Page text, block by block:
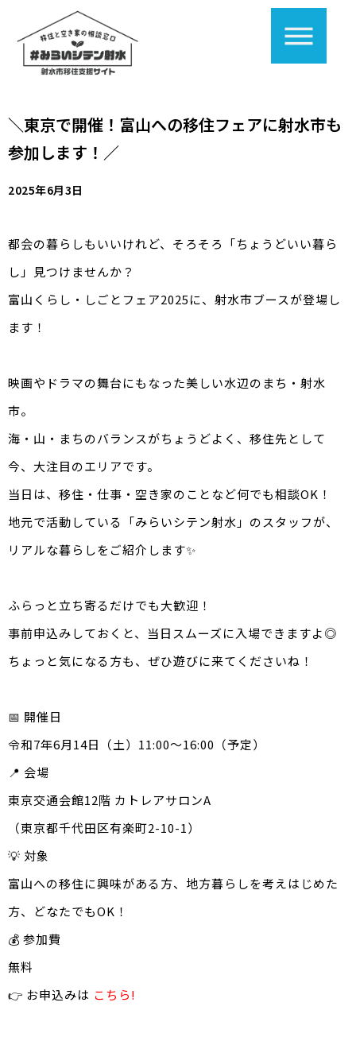
＼東京で開催！富山への移住フェアに射水市も
参加します！／
2025年6月3日
都会の暮らしもいいけれど、そろそろ「ちょうどいい暮ら
し」見つけませんか？
富山くらし・しごとフェア2025に、射水市ブースが登場し
ます！
映画やドラマの舞台にもなった美しい水辺のまち・射水
市。
海・山・まちのバランスがちょうどよく、移住先として
今、大注目のエリアです。
当日は、移住・仕事・空き家のことなど何でも相談OK！
地元で活動している「みらいシテン射水」のスタッフが、
リアルな暮らしをご紹介します✨
ふらっと立ち寄るだけでも大歓迎！
事前申込みしておくと、当日スムーズに入場できますよ◎
ちょっと気になる方も、ぜひ遊びに来てくださいね！
📅 開催日
令和7年6月14日（土）11:00～16:00（予定）
📍 会場
東京交通会館12階 カトレアサロンA
（東京都千代田区有楽町2-10-1）
💡 対象
富山への移住に興味がある方、地方暮らしを考えはじめた
方、どなたでもOK！
💰 参加費
無料
👉 お申込みは こちら!